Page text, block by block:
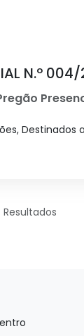
N.º
Destinados
Resultados